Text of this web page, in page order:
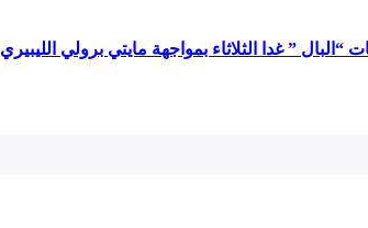
” غدا الثلاثاء بمواجهة مايتي برولي الليبيري